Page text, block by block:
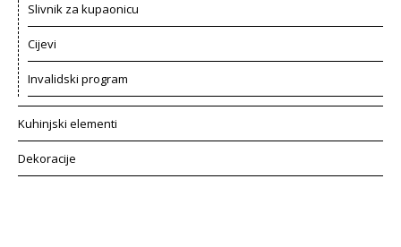
Slivnik za kupaonicu
Cijevi
Invalidski program
Kuhinjski elementi
Dekoracije